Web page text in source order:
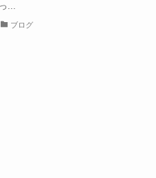
...
ブログ